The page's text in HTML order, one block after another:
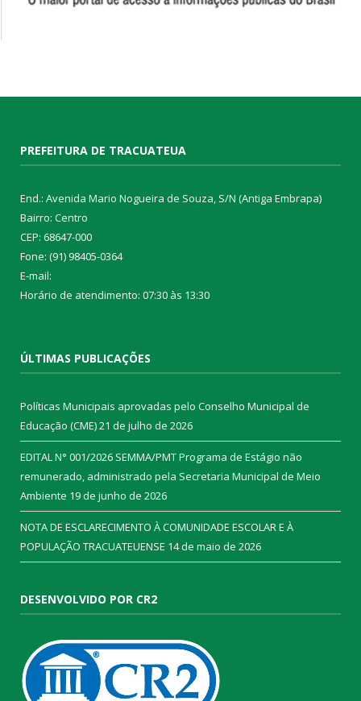
PREFEITURA DE TRACUATEUA
End.: Avenida Mario Nogueira de Souza, S/N (Antiga Embrapa)
Bairro: Centro
CEP: 68647-000
Fone: (91) 98405-0364
E-mail:
Horário de atendimento: 07:30 às 13:30
ÚLTIMAS PUBLICAÇÕES
Políticas Municipais aprovadas pelo Conselho Municipal de
Educação (CME)21 de julho de 2026
EDITAL N° 001/2026 SEMMA/PMT Programa de Estágio não
remunerado, administrado pela Secretaria Municipal de Meio
Ambiente 19 de junho de 2026
NOTA DE ESCLARECIMENTO À COMUNIDADE ESCOLAR E À
POPULAÇÃO TRACUATEUENSE 14 de maio de 2026
DESENVOLVIDO POR CR2